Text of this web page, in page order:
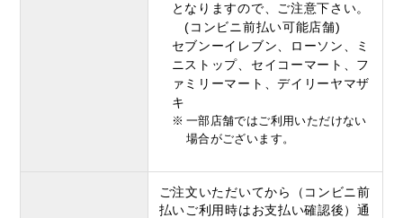
となりますので、ご注意下さい。
(コンビニ前払い可能店舗)
セブンーイレブン、ローソン、ミ
ニストップ、セイコーマート、フ
ァミリーマート、デイリーヤマザ
キ
※ 一部店舗ではご利用いただけない
場合がございます。
ご注文いただいてから（コンビニ前
払いご利用時はお支払い確認後）通